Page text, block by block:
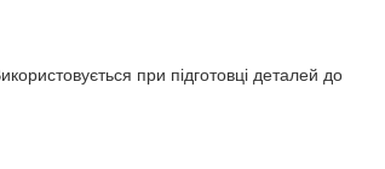
при підготовці деталей до